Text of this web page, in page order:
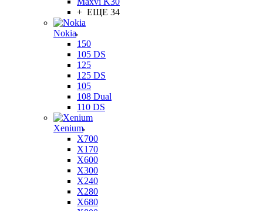
+ ЕЩЕ 34
Nokia
150
105 DS
125
125 DS
105
108 Dual
110 DS
Xenium
X700
X170
X600
X300
X240
X280
X680